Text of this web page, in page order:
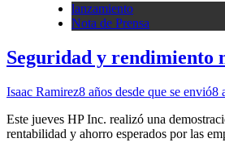
lanzamiento
Nota de Prensa
Seguridad y rendimiento
Isaac Ramirez8 años desde que se envió8
Este jueves HP Inc. realizó una
rentabilidad y ahorro esperados por las